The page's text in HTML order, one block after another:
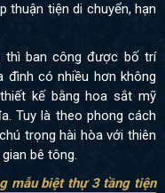
thuận tiện di chuyển, hạn
thì ban công được bố trí
đình có nhiều hơn không
kế bằng hoa sắt mỹ
Tuy là theo phong cách
trọng hài hòa với thiên
bê tông.
mẫu biệt thự 3 tầng tiện